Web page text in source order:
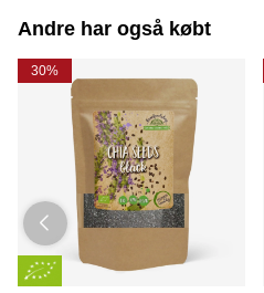
Andre har også købt
30%